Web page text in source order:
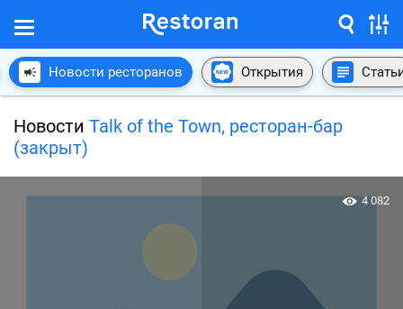
Новости ресторанов Открытия
Новости Talk of the Town, ресторан-бар
(закрыт)
4 082